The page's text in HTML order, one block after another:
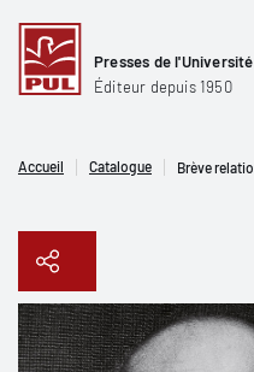
Presses de
Éditeur depuis 1950
Accueil Catalogue Brève